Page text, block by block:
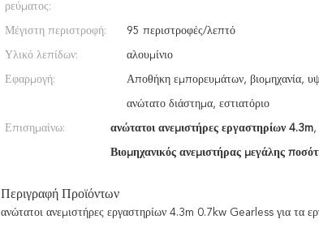
ρεύματος:
Μέγιστη περιστροφή: 95 περιστροφές/λεπτό
Υλικό λεπίδων: αλουμίνιο
Εφαρμογή: Αποθήκη εμπορευμάτων, βιομηχανία,
ανώτατο διάστημα, εστιατόριο
Επισημαίνω: ανώτατοι ανεμιστήρες εργαστηρίων 4.3m,
Βιομηχανικός ανεμιστήρας μεγάλης
Περιγραφή Προϊόντων
ανώτατοι ανεμιστήρες εργαστηρίων 4.3m 0.7kw Gearless για τα